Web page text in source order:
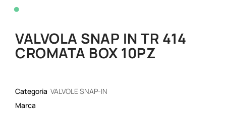
•
VALVOLA SNAP IN TR 414
CROMATA BOX 10PZ
Categoria VALVOLE SNAP-IN
Marca